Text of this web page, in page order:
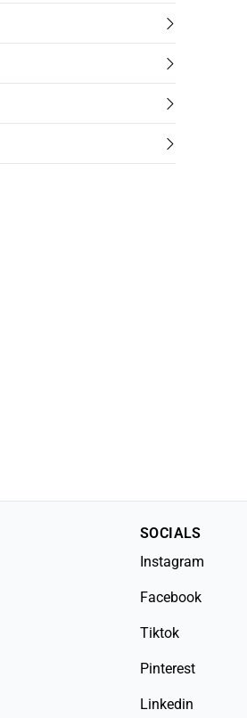
SOCIALS
Instagram
Facebook
Tiktok
Pinterest
Linkedin